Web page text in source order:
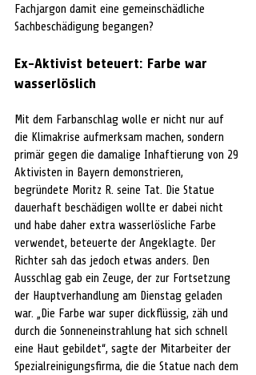
Fachjargon damit eine gemeinschädliche
Sachbeschädigung begangen?
Ex-Aktivist beteuert: Farbe war
wasserlöslich
Mit dem Farbanschlag wolle er nicht nur auf
die Klimakrise aufmerksam machen, sondern
primär gegen die damalige Inhaftierung von 29
Aktivisten in Bayern demonstrieren,
begründete Moritz R. seine Tat. Die Statue
dauerhaft beschädigen wollte er dabei nicht
und habe daher extra wasserlösliche Farbe
verwendet, beteuerte der Angeklagte. Der
Richter sah das jedoch etwas anders. Den
Ausschlag gab ein Zeuge, der zur Fortsetzung
der Hauptverhandlung am Dienstag geladen
war. „Die Farbe war super dickflüssig, zäh und
durch die Sonneneinstrahlung hat sich schnell
eine Haut gebildet“, sagte der Mitarbeiter der
Spezialreinigungsfirma, die die Statue nach dem